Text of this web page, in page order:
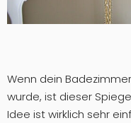
Wenn dein
wurde, ist dieser
Idee ist wirklich sehr